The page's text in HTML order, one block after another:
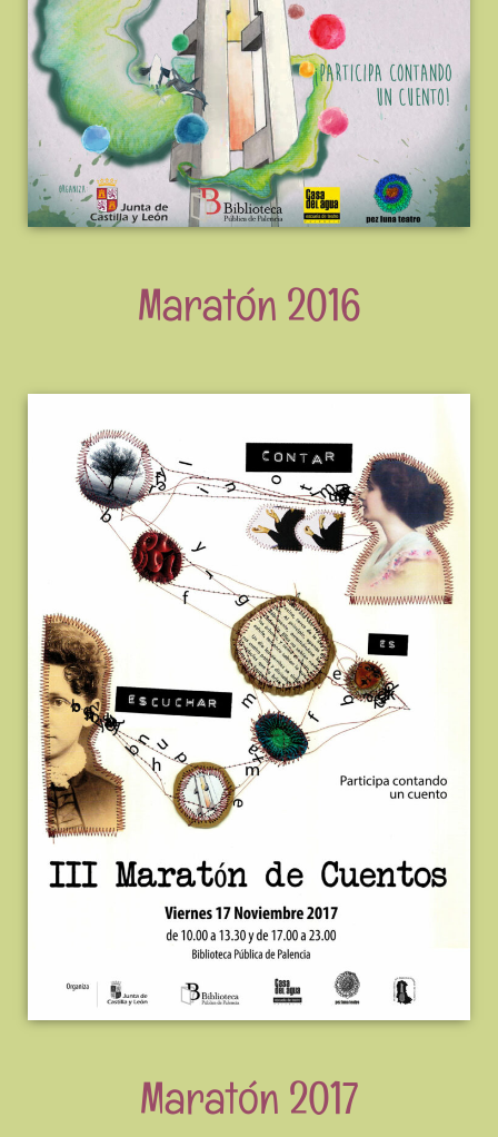
Maratón 2016
Maratón 2017